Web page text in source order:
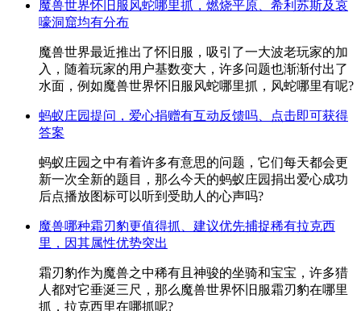
魔兽世界怀旧服风蛇哪里抓，燃烧平原、希利苏斯及哀
嚎洞窟均有分布
魔兽世界最近推出了怀旧服，吸引了一大波老玩家的加
入，随着玩家的用户基数变大，许多问题也渐渐付出了
水面，例如魔兽世界怀旧服风蛇哪里抓，风蛇哪里有呢?
蚂蚁庄园提问，爱心捐赠有互动反馈吗、点击即可获得
答案
蚂蚁庄园之中有着许多有意思的问题，它们每天都会更
新一次全新的题目，那么今天的蚂蚁庄园捐出爱心成功
后点播放图标可以听到受助人的心声吗?
魔兽哪种霜刃豹更值得抓、建议优先捕捉稀有拉克西
里，因其属性优势突出
霜刃豹作为魔兽之中稀有且神骏的坐骑和宝宝，许多猎
人都对它垂涎三尺，那么魔兽世界怀旧服霜刃豹在哪里
抓，拉克西里在哪抓呢?